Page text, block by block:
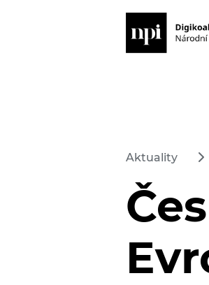
Aktuality